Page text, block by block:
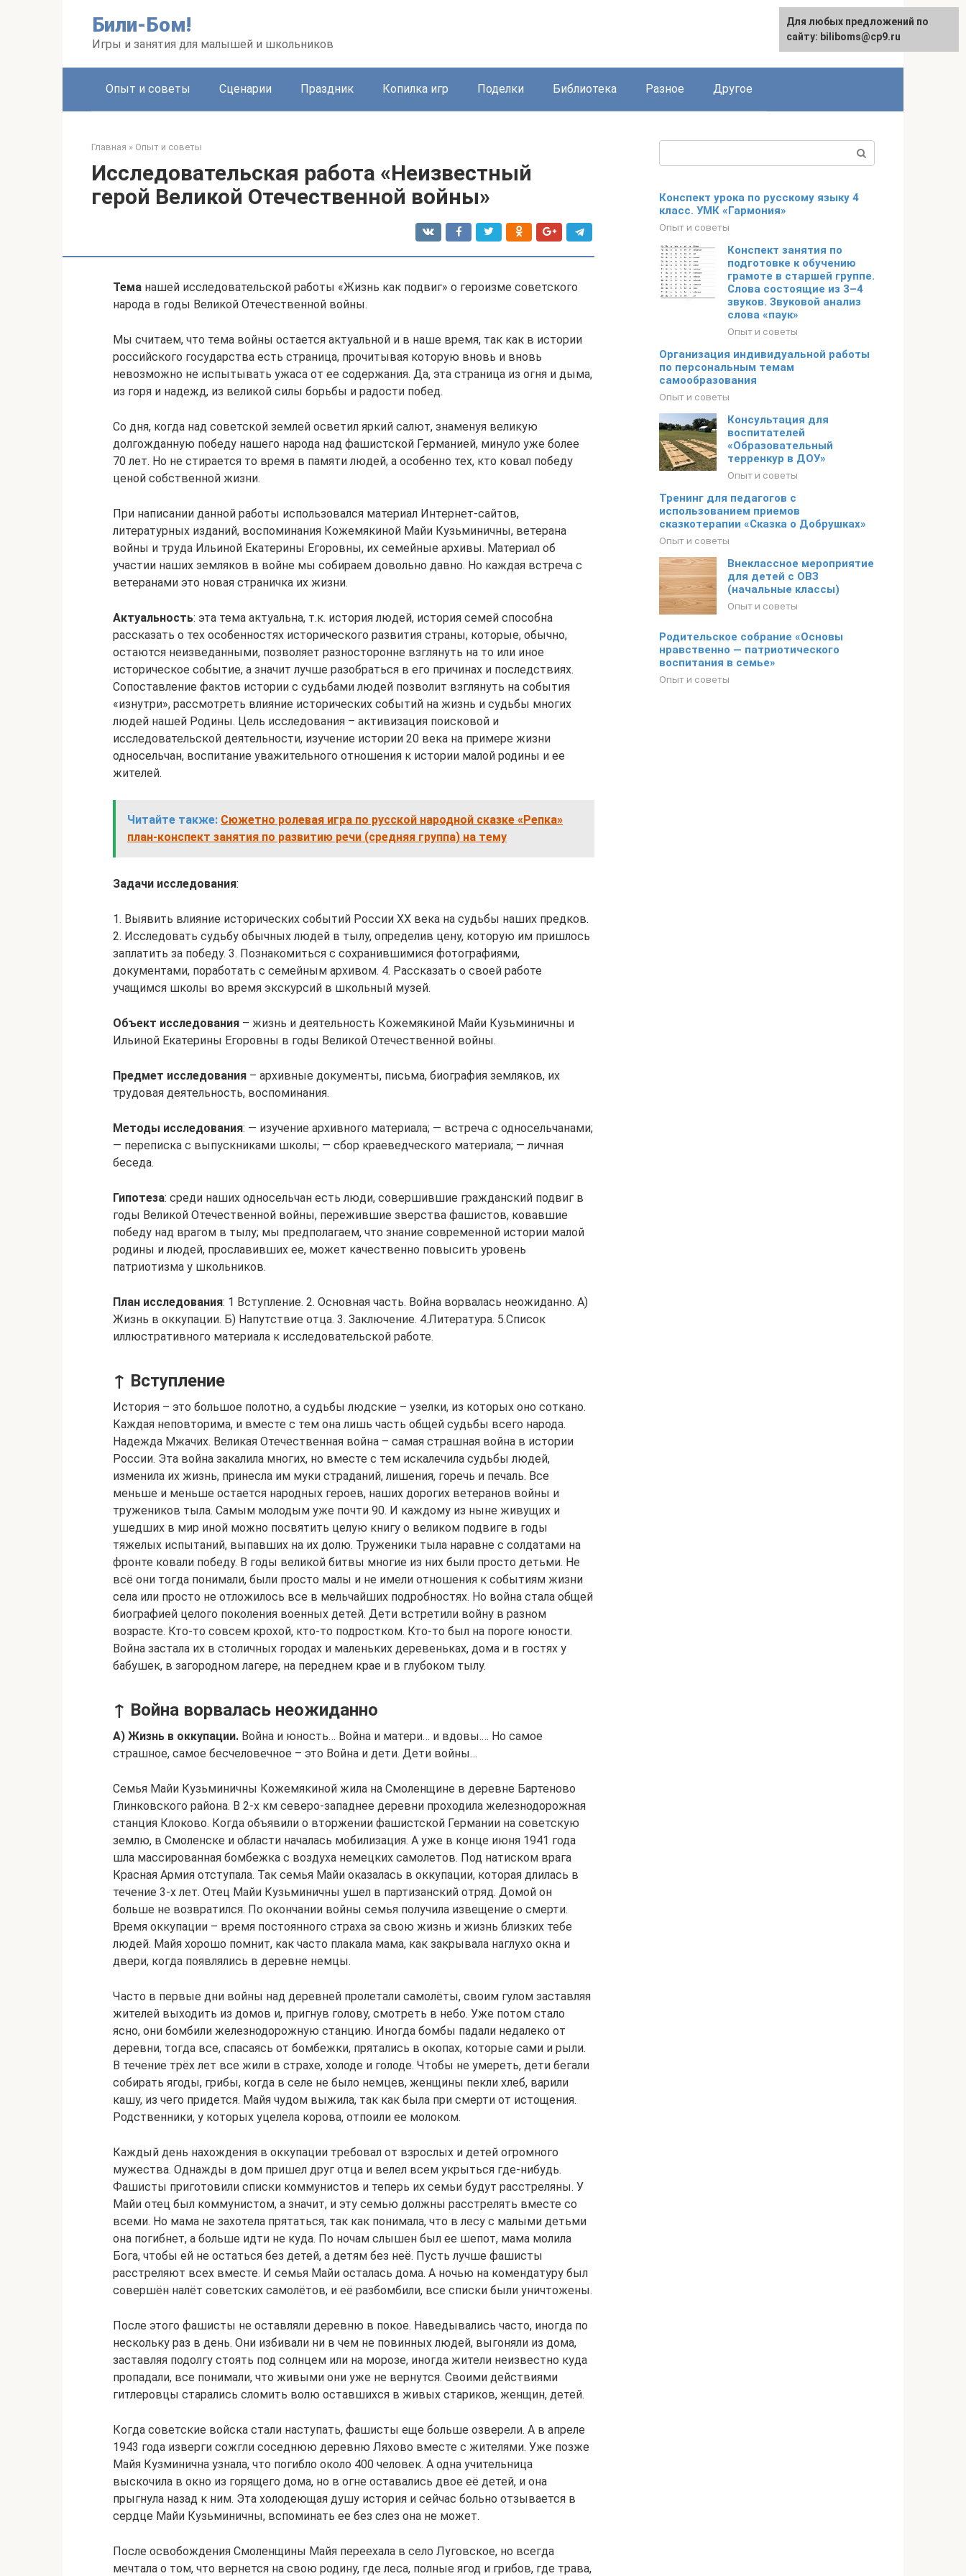
Били-Бом!
Игры и занятия для малышей и школьников
Опыт и советы Сценарии Праздник Копилка игр Поделки Библиотека Разное Другое
Главная » Опыт и советы
Исследовательская работа «Неизвестный
герой Великой Отечественной войны»
Тема нашей исследовательской работы «Жизнь как подвиг» о героизме советского
народа в годы Великой Отечественной войны.
Мы считаем, что тема войны остается актуальной и в наше время, так как в истории
российского государства есть страница, прочитывая которую вновь и вновь
невозможно не испытывать ужаса от ее содержания. Да, эта страница из огня и дыма,
из горя и надежд, из великой силы борьбы и радости побед.
Со дня, когда над советской землей осветил яркий салют, знаменуя великую
долгожданную победу нашего народа над фашистской Германией, минуло уже более
70 лет. Но не стирается то время в памяти людей, а особенно тех, кто ковал победу
ценой собственной жизни.
При написании данной работы использовался материал Интернет-сайтов,
литературных изданий, воспоминания Кожемякиной Майи Кузьминичны, ветерана
войны и труда Ильиной Екатерины Егоровны, их семейные архивы. Материал об
участии наших земляков в войне мы собираем довольно давно. Но каждая встреча с
ветеранами это новая страничка их жизни.
Актуальность: эта тема актуальна, т.к. история людей, история семей способна
рассказать о тех особенностях исторического развития страны, которые, обычно,
остаются неизведанными, позволяет разносторонне взглянуть на то или иное
историческое событие, а значит лучше разобраться в его причинах и последствиях.
Сопоставление фактов истории с судьбами людей позволит взглянуть на события
«изнутри», рассмотреть влияние исторических событий на жизнь и судьбы многих
людей нашей Родины. Цель исследования – активизация поисковой и
исследовательской деятельности, изучение истории 20 века на примере жизни
односельчан, воспитание уважительного отношения к истории малой родины и ее
жителей.
Читайте также: Сюжетно ролевая игра по русской народной сказке «Репка»
план-конспект занятия по развитию речи (средняя группа) на тему
Задачи исследования:
1. Выявить влияние исторических событий России XX века на судьбы наших предков.
2. Исследовать судьбу обычных людей в тылу, определив цену, которую им пришлось
заплатить за победу. 3. Познакомиться с сохранившимися фотографиями,
документами, поработать с семейным архивом. 4. Рассказать о своей работе
учащимся школы во время экскурсий в школьный музей.
Объект исследования – жизнь и деятельность Кожемякиной Майи Кузьминичны и
Ильиной Екатерины Егоровны в годы Великой Отечественной войны.
Предмет исследования – архивные документы, письма, биография земляков, их
трудовая деятельность, воспоминания.
Методы исследования: — изучение архивного материала; — встреча с односельчанами;
— переписка с выпускниками школы; — сбор краеведческого материала; — личная
беседа.
Гипотеза: среди наших односельчан есть люди, совершившие гражданский подвиг в
годы Великой Отечественной войны, пережившие зверства фашистов, ковавшие
победу над врагом в тылу; мы предполагаем, что знание современной истории малой
родины и людей, прославивших ее, может качественно повысить уровень
патриотизма у школьников.
План исследования: 1 Вступление. 2. Основная часть. Война ворвалась неожиданно. А)
Жизнь в оккупации. Б) Напутствие отца. 3. Заключение. 4.Литература. 5.Список
иллюстративного материала к исследовательской работе.
↑ Вступление
История – это большое полотно, а судьбы людские – узелки, из которых оно соткано.
Каждая неповторима, и вместе с тем она лишь часть общей судьбы всего народа.
Надежда Мжачих. Великая Отечественная война – самая страшная война в истории
России. Эта война закалила многих, но вместе с тем искалечила судьбы людей,
изменила их жизнь, принесла им муки страданий, лишения, горечь и печаль. Все
меньше и меньше остается народных героев, наших дорогих ветеранов войны и
тружеников тыла. Самым молодым уже почти 90. И каждому из ныне живущих и
ушедших в мир иной можно посвятить целую книгу о великом подвиге в годы
тяжелых испытаний, выпавших на их долю. Труженики тыла наравне с солдатами на
фронте ковали победу. В годы великой битвы многие из них были просто детьми. Не
всё они тогда понимали, были просто малы и не имели отношения к событиям жизни
села или просто не отложилось все в мельчайших подробностях. Но война стала общей
биографией целого поколения военных детей. Дети встретили войну в разном
возрасте. Кто-то совсем крохой, кто-то подростком. Кто-то был на пороге юности.
Война застала их в столичных городах и маленьких деревеньках, дома и в гостях у
бабушек, в загородном лагере, на переднем крае и в глубоком тылу.
↑ Война ворвалась неожиданно
А) Жизнь в оккупации. Война и юность… Война и матери… и вдовы.… Но самое
страшное, самое бесчеловечное – это Война и дети. Дети войны…
Семья Майи Кузьминичны Кожемякиной жила на Смоленщине в деревне Бартеново
Глинковского района. В 2-х км северо-западнее деревни проходила железнодорожная
станция Клоково. Когда объявили о вторжении фашистской Германии на советскую
землю, в Смоленске и области началась мобилизация. А уже в конце июня 1941 года
шла массированная бомбежка с воздуха немецких самолетов. Под натиском врага
Красная Армия отступала. Так семья Майи оказалась в оккупации, которая длилась в
течение 3-х лет. Отец Майи Кузьминичны ушел в партизанский отряд. Домой он
больше не возвратился. По окончании войны семья получила извещение о смерти.
Время оккупации – время постоянного страха за свою жизнь и жизнь близких тебе
людей. Майя хорошо помнит, как часто плакала мама, как закрывала наглухо окна и
двери, когда появлялись в деревне немцы.
Часто в первые дни войны над деревней пролетали самолёты, своим гулом заставляя
жителей выходить из домов и, пригнув голову, смотреть в небо. Уже потом стало
ясно, они бомбили железнодорожную станцию. Иногда бомбы падали недалеко от
деревни, тогда все, спасаясь от бомбежки, прятались в окопах, которые сами и рыли.
В течение трёх лет все жили в страхе, холоде и голоде. Чтобы не умереть, дети бегали
собирать ягоды, грибы, когда в селе не было немцев, женщины пекли хлеб, варили
кашу, из чего придется. Майя чудом выжила, так как была при смерти от истощения.
Родственники, у которых уцелела корова, отпоили ее молоком.
Каждый день нахождения в оккупации требовал от взрослых и детей огромного
мужества. Однажды в дом пришел друг отца и велел всем укрыться где-нибудь.
Фашисты приготовили списки коммунистов и теперь их семьи будут расстреляны. У
Майи отец был коммунистом, а значит, и эту семью должны расстрелять вместе со
всеми. Но мама не захотела прятаться, так как понимала, что в лесу с малыми детьми
она погибнет, а больше идти не куда. По ночам слышен был ее шепот, мама молила
Бога, чтобы ей не остаться без детей, а детям без неё. Пусть лучше фашисты
расстреляют всех вместе. И семья Майи осталась дома. А ночью на комендатуру был
совершён налёт советских самолётов, и её разбомбили, все списки были уничтожены.
После этого фашисты не оставляли деревню в покое. Наведывались часто, иногда по
нескольку раз в день. Они избивали ни в чем не повинных людей, выгоняли из дома,
заставляя подолгу стоять под солнцем или на морозе, иногда жители неизвестно куда
пропадали, все понимали, что живыми они уже не вернутся. Своими действиями
гитлеровцы старались сломить волю оставшихся в живых стариков, женщин, детей.
Когда советские войска стали наступать, фашисты еще больше озверели. А в апреле
1943 года изверги сожгли соседнюю деревню Ляхово вместе с жителями. Уже позже
Майя Кузминична узнала, что погибло около 400 человек. А одна учительница
выскочила в окно из горящего дома, но в огне оставались двое её детей, и она
прыгнула назад к ним. Эта холодеющая душу история и сейчас больно отзывается в
сердце Майи Кузьминичны, вспоминать ее без слез она не может.
После освобождения Смоленщины Майя переехала в село Луговское, но всегда
мечтала о том, что вернется на свою родину, где леса, полные ягод и грибов, где трава,
Конспект урока по русскому языку 4
класс. УМК «Гармония»
Опыт и советы
Конспект занятия по
подготовке к обучению
грамоте в старшей группе.
Слова состоящие из 3–4
звуков. Звуковой анализ
слова «паук»
Опыт и советы
Организация индивидуальной работы
по персональным темам
самообразования
Опыт и советы
Консультация для
воспитателей
«Образовательный
терренкур в ДОУ»
Опыт и советы
Тренинг для педагогов с
использованием приемов
сказкотерапии «Сказка о Добрушках»
Опыт и советы
Внеклассное мероприятие
для детей с ОВЗ
(начальные классы)
Опыт и советы
Родительское собрание «Основы
нравственно — патриотического
воспитания в семье»
Опыт и советы
Для любых предложений по
сайту: biliboms@cp9.ru